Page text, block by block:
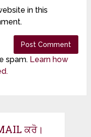
in this
spam. Learn how
ਕਰੋ।